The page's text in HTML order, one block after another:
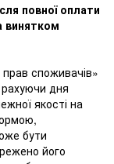
повної оплати
винятком
прав споживачів»
дня
якості на
бути
його